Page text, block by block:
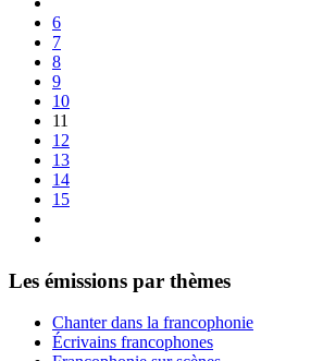
6
7
8
9
10
11
12
13
14
15
Les émissions par thèmes
Chanter dans la francophonie
Écrivains francophones